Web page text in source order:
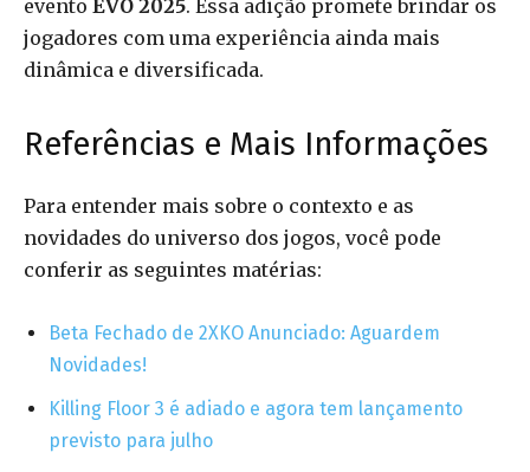
evento EVO 2025. Essa adição promete brindar os
jogadores com uma experiência ainda mais
dinâmica e diversificada.
Referências e Mais Informações
Para entender mais sobre o contexto e as
novidades do universo dos jogos, você pode
conferir as seguintes matérias:
Beta Fechado de 2XKO Anunciado: Aguardem
Novidades!
Killing Floor 3 é adiado e agora tem lançamento
previsto para julho